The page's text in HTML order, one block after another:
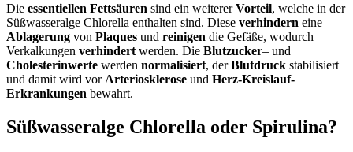
Die essentiellen Fettsäuren sind ein weitererVorteil, welche in der
Süßwasseralge Chlorella enthalten sind. Diese verhindern eine
Ablagerung von Plaques und reinigen die Gefäße, wodurch
Verkalkungen verhindert werden. Die Blutzucker– und
Cholesterinwerte werden normalisiert, derBlutdruck stabilisiert
und damit wird vor Arteriosklerose und Herz-Kreislauf-
Erkrankungen bewahrt.
Süßwasseralge Chlorella oder Spirulina?